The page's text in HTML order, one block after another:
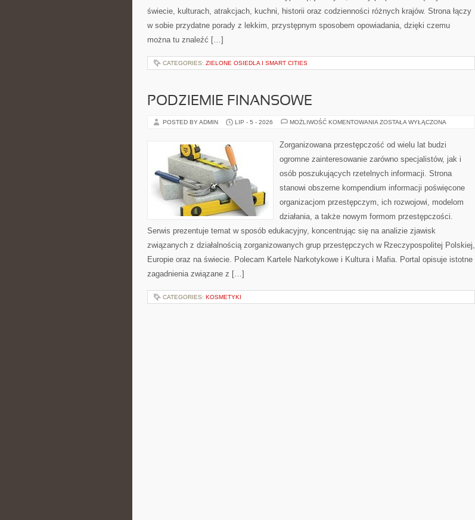
świecie, kulturach, atrakcjach, kuchni, historii oraz codzienności różnych krajów. Strona łączy
w sobie przydatne porady z lekkim, przystępnym sposobem opowiadania, dzięki czemu
można tu znaleźć […]
CATEGORIES: ZIELONE OSIEDLA I SMART CITIES
PODZIEMIE FINANSOWE
POSTED BY ADMIN LIP - 5 - 2026 MOŻLIWOŚĆ KOMENTOWANIA PODZIEMIE
ZOSTAŁA WYŁĄCZONA
Zorganizowana przestępczość od wielu lat budzi
ogromne zainteresowanie zarówno specjalistów, jak i
osób poszukujących rzetelnych informacji. Strona
stanowi obszerne kompendium informacji poświęcone
organizacjom przestępczym, ich rozwojowi, modelom
działania, a także nowym formom przestępczości.
Serwis prezentuje temat w sposób edukacyjny, koncentrując się na analizie zjawisk
związanych z działalnością zorganizowanych grup przestępczych w Rzeczypospolitej Polskiej,
Europie oraz na świecie. Polecam Kartele Narkotykowe i Kultura i Mafia. Portal opisuje istotne
zagadnienia związane z […]
CATEGORIES: KOSMETYKI